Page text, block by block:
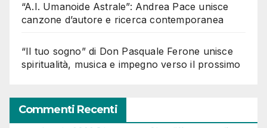
“A.I. Umanoide Astrale”: Andrea Pace unisce
canzone d’autore e ricerca contemporanea
“Il tuo sogno” di Don Pasquale Ferone unisce
spiritualità, musica e impegno verso il prossimo
Commenti Recenti